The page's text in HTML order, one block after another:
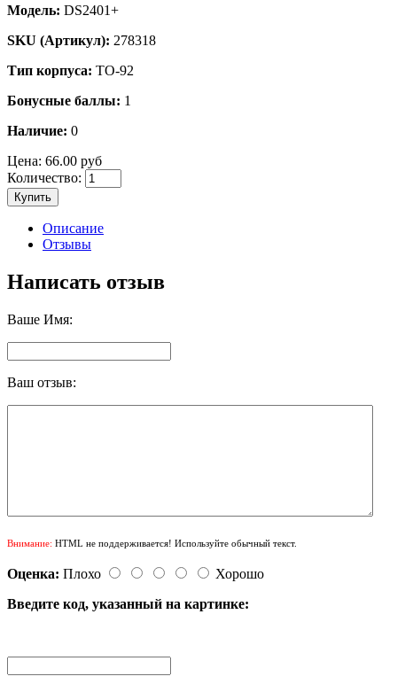
Модель: DS2401+
SKU (Артикул): 278318
Тип корпуса: TO-92
Бонусные баллы: 1
Наличие: 0
Цена: 66.00 руб
Количество:
Купить
Описание
Отзывы
Написать отзыв
Ваше Имя:
Ваш отзыв:
Внимание: HTML не поддерживается! Используйте обычный текст.
Оценка: Плохо
Хорошо
Введите код, указанный на картинке: